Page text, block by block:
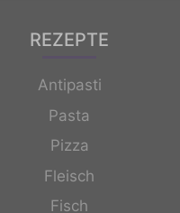
REZEPTE
Antipasti
Pasta
Pizza
Fleisch
Fisch